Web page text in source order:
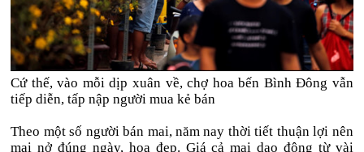
Cứ thế, vào mỗi dịp xuân về, chợ hoa bến Bình Đông vẫn
tiếp diễn, tấp nập người mua kẻ bán
Theo một số người bán mai, năm nay thời tiết thuận lợi nên
mai nở đúng ngày, hoa đẹp. Giá cả mai dao động từ vài